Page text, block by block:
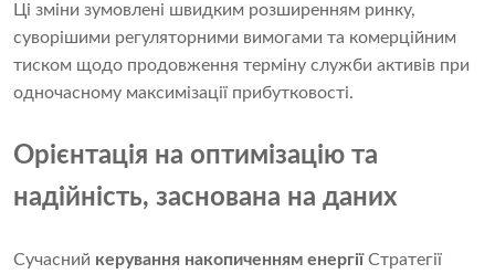
Ці зміни зумовлені швидким розширенням ринку,
суворішими регуляторними вимогами та комерційним
тиском щодо продовження терміну служби активів при
одночасному максимізації прибутковості.
Орієнтація на оптимізацію та
надійність, заснована на даних
Сучасний керування накопиченням енергіїСтратегії